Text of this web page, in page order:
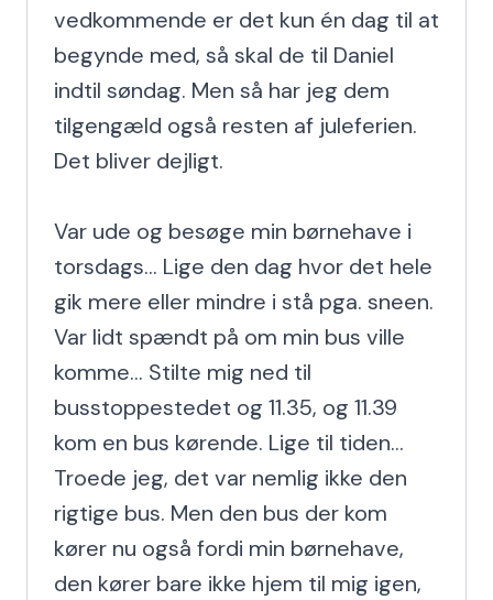
vedkommende er det kun én dag til at
begynde med, så skal de til Daniel
indtil søndag. Men så har jeg dem
tilgengæld også resten af juleferien.
Det bliver dejligt.
Var ude og besøge min børnehave i
torsdags... Lige den dag hvor det hele
gik mere eller mindre i stå pga. sneen.
Var lidt spændt på om min bus ville
komme... Stilte mig ned til
busstoppestedet og 11.35, og 11.39
kom en bus kørende. Lige til tiden...
Troede jeg, det var nemlig ikke den
rigtige bus. Men den bus der kom
kører nu også fordi min børnehave,
den kører bare ikke hjem til mig igen,